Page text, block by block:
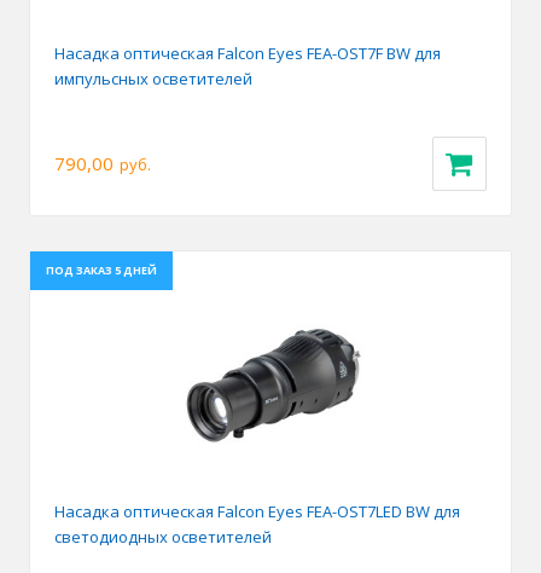
Насадка оптическая Falcon Eyes FEA-OST7F BW для
импульсных осветителей
790,00 руб.
ПОД ЗАКАЗ 5 ДНЕЙ
Насадка оптическая Falcon Eyes FEA-OST7LED BW для
светодиодных осветителей